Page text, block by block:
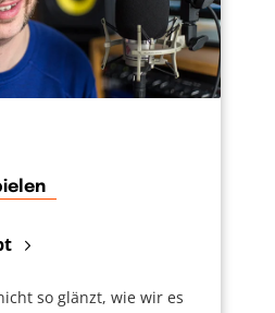
so glänzt, wie wir es